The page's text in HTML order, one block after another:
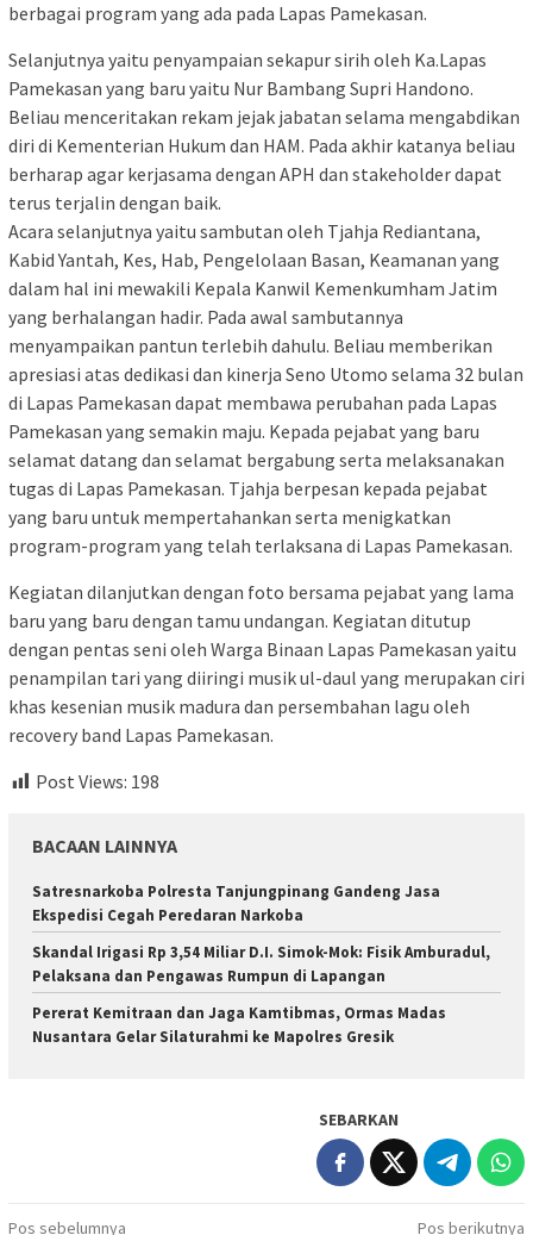
berbagai program yang ada pada Lapas Pamekasan.
Selanjutnya yaitu penyampaian sekapur sirih oleh Ka.Lapas
Pamekasan yang baru yaitu Nur Bambang Supri Handono.
Beliau menceritakan rekam jejak jabatan selama mengabdikan
diri di Kementerian Hukum dan HAM. Pada akhir katanya beliau
berharap agar kerjasama dengan APH dan stakeholder dapat
terus terjalin dengan baik.
Acara selanjutnya yaitu sambutan oleh Tjahja Rediantana,
Kabid Yantah, Kes, Hab, Pengelolaan Basan, Keamanan yang
dalam hal ini mewakili Kepala Kanwil Kemenkumham Jatim
yang berhalangan hadir. Pada awal sambutannya
menyampaikan pantun terlebih dahulu. Beliau memberikan
apresiasi atas dedikasi dan kinerja Seno Utomo selama 32 bulan
di Lapas Pamekasan dapat membawa perubahan pada Lapas
Pamekasan yang semakin maju. Kepada pejabat yang baru
selamat datang dan selamat bergabung serta melaksanakan
tugas di Lapas Pamekasan. Tjahja berpesan kepada pejabat
yang baru untuk mempertahankan serta menigkatkan
program-program yang telah terlaksana di Lapas Pamekasan.
Kegiatan dilanjutkan dengan foto bersama pejabat yang lama
baru yang baru dengan tamu undangan. Kegiatan ditutup
dengan pentas seni oleh Warga Binaan Lapas Pamekasan yaitu
penampilan tari yang diiringi musik ul-daul yang merupakan ciri
khas kesenian musik madura dan persembahan lagu oleh
recovery band Lapas Pamekasan.
Post Views: 198
BACAAN LAINNYA
Satresnarkoba Polresta Tanjungpinang Gandeng Jasa
Ekspedisi Cegah Peredaran Narkoba
Skandal Irigasi Rp 3,54 Miliar D.I. Simok-Mok: Fisik Amburadul,
Pelaksana dan Pengawas Rumpun di Lapangan
Pererat Kemitraan dan Jaga Kamtibmas, Ormas Madas
Nusantara Gelar Silaturahmi ke Mapolres Gresik
SEBARKAN
Pos sebelumnya Pos berikutnya